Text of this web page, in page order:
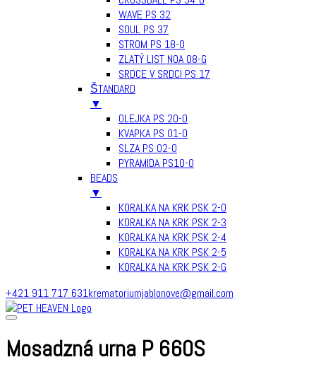
WAVE PS 32
SOUL PS 37
STROM PS 18-0
ZLATÝ LIST NOA 08-G
SRDCE V SRDCI PS 17
ŠTANDARD
▼
OLEJKA PS 20-0
KVAPKA PS 01-0
SLZA PS 02-0
PYRAMIDA PS10-0
BEADS
▼
KORALKA NA KRK PSK 2-0
KORALKA NA KRK PSK 2-3
KORALKA NA KRK PSK 2-4
KORALKA NA KRK PSK 2-5
KORALKA NA KRK PSK 2-G
Skip
to
content
+421 911 717 631krematoriumjablonove@gmail.com
Mosadzná urna P 660S